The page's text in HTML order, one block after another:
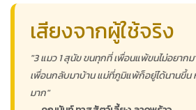
เสียงจากผู้ใช้จริง
"3 แมว 1 สุนัข ขนทุกที่ เพื่อนแพ้ขนไม่อยากม
เพื่อนกลับมาบ้าน แม่ที่ภูมิแพ้ก็อยู่ได้นานขึ้น
มาก"